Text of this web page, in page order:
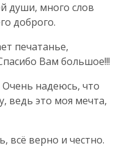
души, много слов
доброго.
печатанье,
Вам большое!!!
надеюсь, что
ведь это моя мечта,
всё верно и честно.